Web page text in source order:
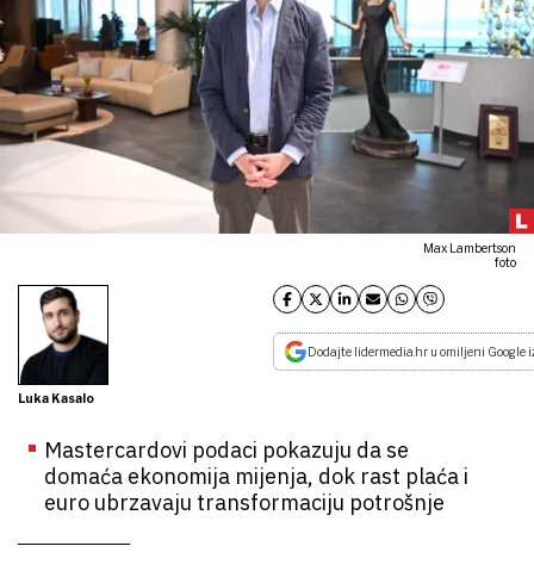
Max Lambertson
foto
Luka Kasalo
Dodajte lidermedia.hr u omiljeni Google
Mastercardovi podaci pokazuju da se
domaća ekonomija mijenja, dok rast plaća i
euro ubrzavaju transformaciju potrošnje